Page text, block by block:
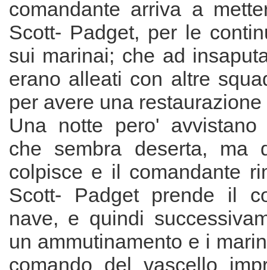
comandante arriva a
Scott- Padget, per le
sui marinai; che ad
erano alleati con altre
per avere una
Una notte pero' avvistano
che sembra deserta, ma
colpisce e il comandante
Scott- Padget prende il
nave, e quindi
un ammutinamento e i
comando del vascello